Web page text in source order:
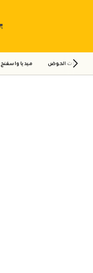
ميديا واسفنج ادوات الحوض